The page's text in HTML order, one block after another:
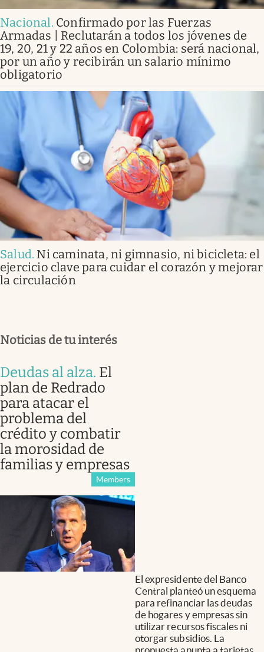
Nacional. Confirmado por las Fuerzas
Armadas | Reclutarán a todos los jóvenes de
19, 20, 21 y 22 años en Colombia: será nacional,
por un año y recibirán un salario mínimo
obligatorio
Salud. Ni caminata, ni gimnasio, ni bicicleta: el
ejercicio clave para cuidar el corazón y mejorar
la circulación
Noticias de tu interés
Deudas al alza. El
plan de Redrado
para atacar el
problema del
crédito y combatir
la morosidad de
familias y empresas
Members
El expresidente del Banco
Central planteó un esquema
para refinanciar las deudas
de hogares y empresas sin
utilizar recursos fiscales ni
otorgar subsidios. La
propuesta apunta a tarjetas